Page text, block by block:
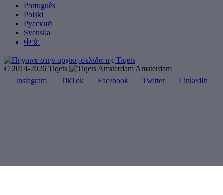
Português
Polski
Русский
Svenska
中文
© 2014-2026 Tiqets
Amsterdam
Instagram
TikTok Facebook Twitter LinkedIn